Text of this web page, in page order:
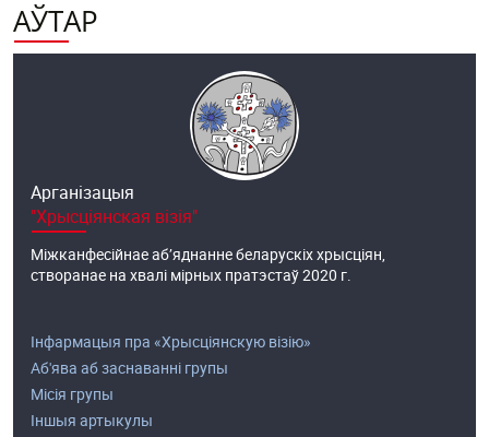
АЎТАР
Арганізацыя
"Хрысціянская візія"
Міжканфесійнае аб’яднанне беларускіх хрысціян,
створанае на хвалі мірных пратэстаў 2020 г.
Інфармацыя пра «Хрысціянскую візію»
Аб'ява аб заснаванні групы
Місія групы
Іншыя артыкулы